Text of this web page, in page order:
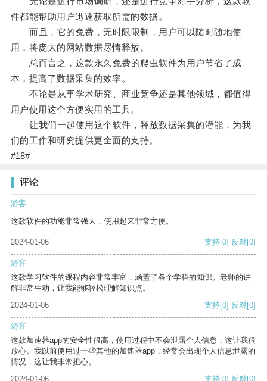
件都能帮助用户迅速获取所需的数据。
而且，它的免费，无时限限制，用户可以随时随地使
用，将庞大的网站数据尽情释放。
总而言之，这款永久免费的爬虫软件为用户节省了成
本，提高了数据采集的效率。
不论是从事学术研究、商业竞争还是其他领域，都值得
用户使用这个方便实用的工具。
让我们一起使用这个软件，释放数据采集的潜能，为我
们的工作和研究提供更全面的支持。
#18#
评论
游客
这款软件的功能非常强大，使用起来非常方便。
2024-01-06 支持[0] 反对[0]
游客
这款学习软件的课程内容非常丰富，涵盖了各个学科的知识。老师的讲
解非常生动，让我能够轻松理解知识点。
2024-01-06
支持[0] 反对[0]
游客
这款加速器app的安全性很高，使用过程中不会泄露个人信息，这让我很
放心。我以前使用过一些其他的加速器app，经常会出现个人信息泄露的
情况，这让我非常担心。
2024-01-06
支持[0] 反对[0]